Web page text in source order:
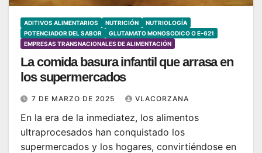
ADITIVOS ALIMENTARIOS NUTRICIÓN
NUTRIOLOGÍA
POTENCIADOR DEL SABOR
GLUTAMATO MONOSODICO O E-621
EMPRESAS TRANSNACIONALES DE ALIMENTACIÓN
La comida basura infantil que arrasa en
los supermercados
7 DE MARZO DE 2025 VLACORZANA
En la era de la inmediatez, los alimentos
ultraprocesados han conquistado los
supermercados y los hogares, convirtiéndose en